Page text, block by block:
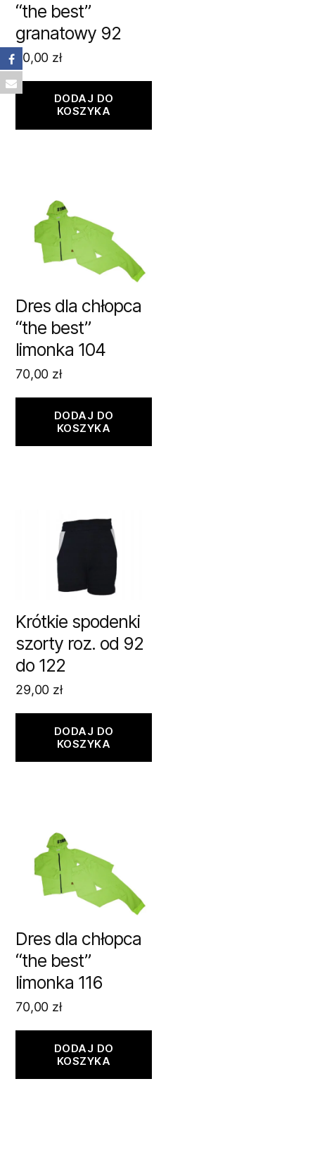
“the best”
granatowy 92
70,00 zł
DODAJ DO
KOSZYKA
Dres dla chłopca
“the best”
limonka 104
70,00 zł
DODAJ DO
KOSZYKA
Krótkie spodenki
szorty roz. od 92
do 122
29,00 zł
DODAJ DO
KOSZYKA
Dres dla chłopca
“the best”
limonka 116
70,00 zł
DODAJ DO
KOSZYKA